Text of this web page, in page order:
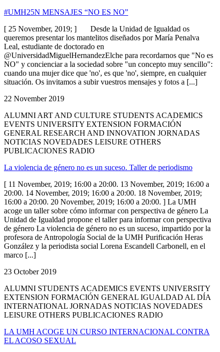
#UMH25N MENSAJES “NO ES NO”
[ 25 November, 2019; ] Desde la Unidad de Igualdad os
queremos presentar los mantelitos diseñados por María Penalva
Leal, estudiante de doctorado en
@UniversidadMiguelHernandezElche para recordarnos que "No es
NO" y concienciar a la sociedad sobre "un concepto muy sencillo":
cuando una mujer dice que 'no', es que 'no', siempre, en cualquier
situación. Os invitamos a subir vuestros mensajes y fotos a [...]
22 November 2019
ALUMNI ART AND CULTURE STUDENTS ACADEMICS
EVENTS UNIVERSITY EXTENSION FORMACIÓN
GENERAL RESEARCH AND INNOVATION JORNADAS
NOTICIAS NOVEDADES LEISURE OTHERS
PUBLICACIONES RADIO
La violencia de género no es un suceso. Taller de periodismo
[ 11 November, 2019; 16:00 a 20:00. 13 November, 2019; 16:00 a
20:00. 14 November, 2019; 16:00 a 20:00. 18 November, 2019;
16:00 a 20:00. 20 November, 2019; 16:00 a 20:00. ] La UMH
acoge un taller sobre cómo informar con perspectiva de género La
Unidad de Igualdad propone el taller para informar con perspectiva
de género La violencia de género no es un suceso, impartido por la
profesora de Antropología Social de la UMH Purificación Heras
González y la periodista social Lorena Escandell Carbonell, en el
marco [...]
23 October 2019
ALUMNI STUDENTS ACADEMICS EVENTS UNIVERSITY
EXTENSION FORMACIÓN GENERAL IGUALDAD AL DÍA
INTERNATIONAL JORNADAS NOTICIAS NOVEDADES
LEISURE OTHERS PUBLICACIONES RADIO
LA UMH ACOGE UN CURSO INTERNACIONAL CONTRA
EL ACOSO SEXUAL